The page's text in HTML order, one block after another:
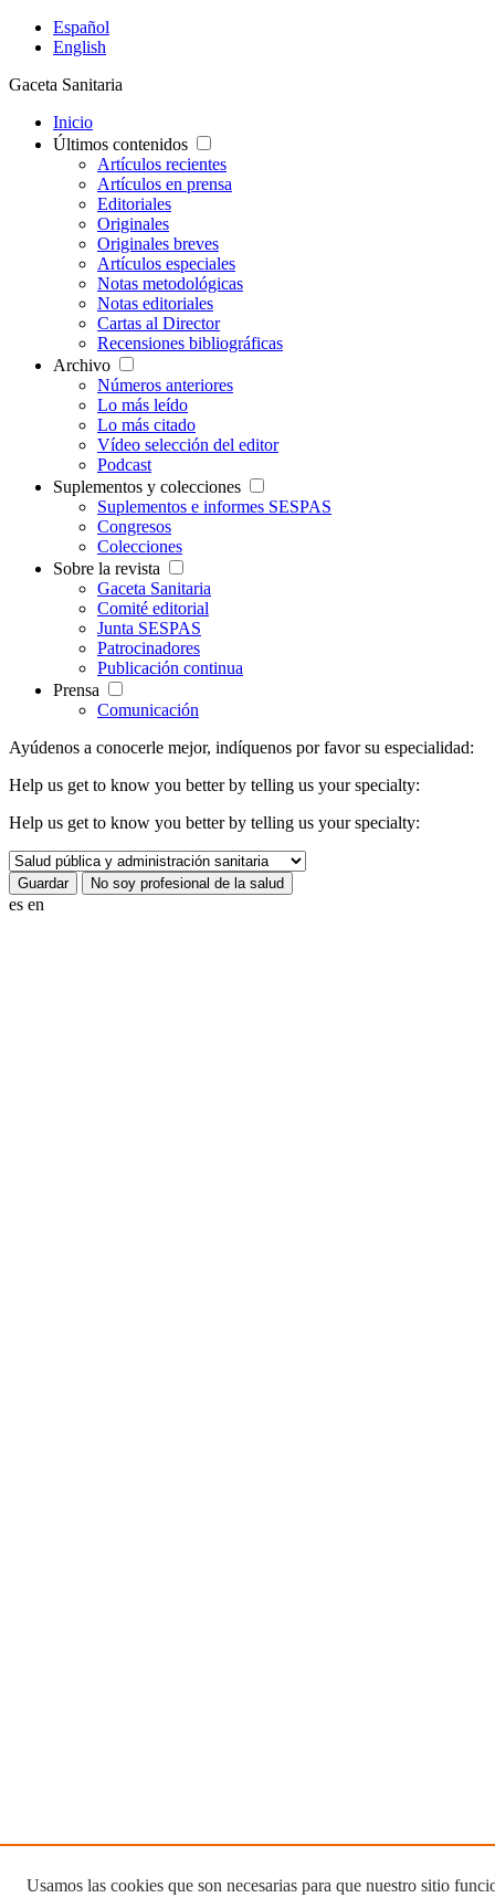
Español
English
Gaceta Sanitaria
Inicio
Últimos contenidos
Artículos recientes
Artículos en prensa
Editoriales
Originales
Originales breves
Artículos especiales
Notas metodológicas
Notas editoriales
Cartas al Director
Recensiones bibliográficas
Archivo
Números anteriores
Lo más leído
Lo más citado
Vídeo selección del editor
Podcast
Suplementos y colecciones
Suplementos e informes SESPAS
Congresos
Colecciones
Sobre la revista
Gaceta Sanitaria
Comité editorial
Junta SESPAS
Patrocinadores
Publicación continua
Prensa
Comunicación
Ayúdenos a conocerle mejor, indíquenos por favor su especialidad:
Help us get to know you better by telling us your specialty:
Help us get to know you better by telling us your specialty:
es en
Usamos las cookies que son necesarias para que nuestro sitio